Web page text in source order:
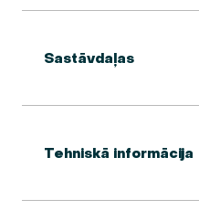
Sastāvdaļas
Tehniskā informācija